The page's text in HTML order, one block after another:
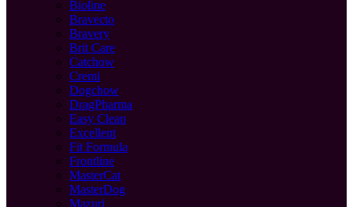
Bioline
Bravecto
Bravery
Brit Care
Catchow
Cremi
Dogchow
DragPharma
Easy Clean
Excellent
Fit Formula
Frontline
MasterCat
MasterDog
Mazuri